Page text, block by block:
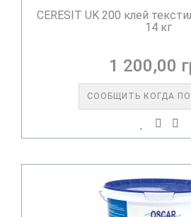
CERESIT UK 200 клей
14 кг
1 200,00
СООБЩИТЬ КОГДА